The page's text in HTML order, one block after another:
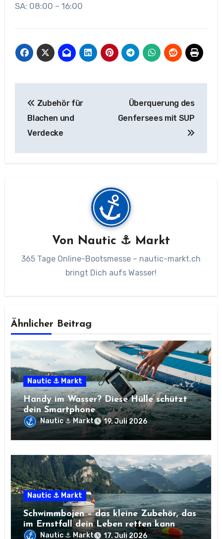
SA: 08:00 – 16:00
Zubehör für
Blachen und
Verdecke
Überquerung des
Genfersees mit SUP
Von Nautic ⚓ Markt
365 Tage Online-Bootsmesse – nautic-markt.ch
bringt Dich aufs Wasser!
Ähnlicher Beitrag
Nautic ⚓ Markt
Handy im Wasser? Diese Hülle schützt
dein Smartphone
Nautic ⚓ Markt 19. Juli 2026
Nautic ⚓ Markt
Schwimmbojen – das kleine Zubehör, das
im Ernstfall dein Leben retten kann
Nautic ⚓ Markt 17. Juli 2026